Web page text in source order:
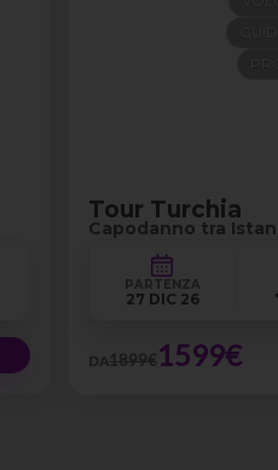
Tour Turchia
Capodanno tra
PARTENZA
27 DIC 26
DA1899€1599€